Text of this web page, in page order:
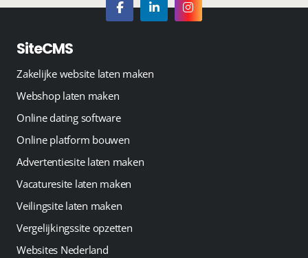
SiteCMS
Zakelijke website laten maken
Webshop laten maken
Online dating software
Online platform bouwen
Advertentiesite laten maken
Vacaturesite laten maken
Veilingsite laten maken
Vergelijkingssite opzetten
Websites Nederland